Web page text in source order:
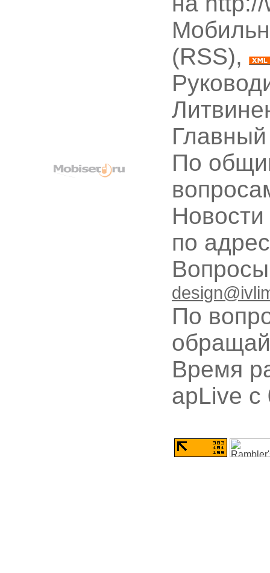
(RSS),
По
по
По
Время
apLive c